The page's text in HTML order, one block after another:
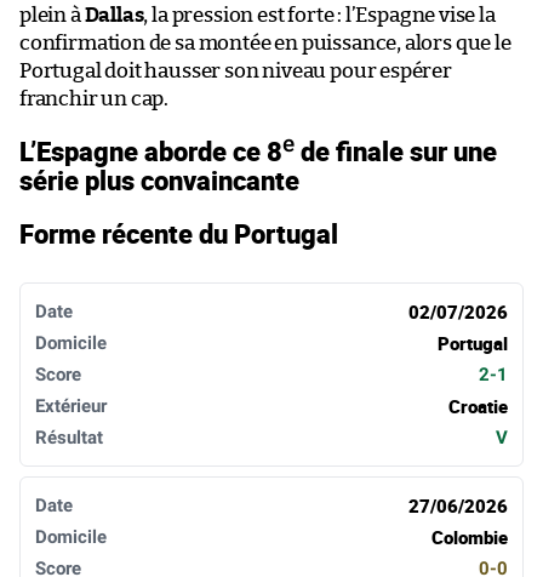
plein à Dallas, la pression est forte : l’Espagne vise la
confirmation de sa montée en puissance, alors que le
Portugal doit hausser son niveau pour espérer
franchir un cap.
L’Espagne aborde ce 8e de finale sur une
série plus convaincante
Forme récente du Portugal
02/07/2026
Portugal
2-1
Croatie
V
27/06/2026
Colombie
0-0